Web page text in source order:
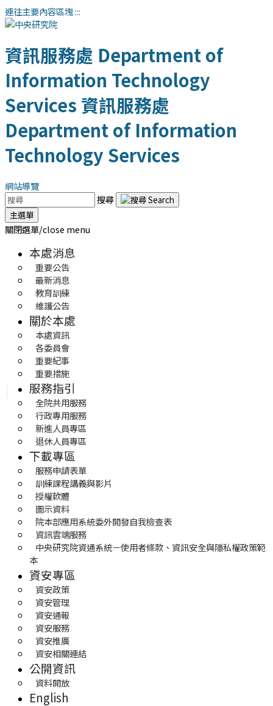
連往主要內容區塊:::
資訊服務處 Department of
Information Technology
Services 資訊服務處
Department of Information
Technology Services
網站導覽
搜尋
主選單
關閉選單/close menu
本處消息
重要公告
最新消息
教育訓練
維護公告
關於本處
本處資訊
各委員會
重要紀事
重要措施
服務指引
全院共用服務
行政專用服務
新進人員專區
退休人員專區
下載專區
服務申請表單
訓練課程講義與影片
授權軟體
圖示資料
院本部應用系統委外開發自我檢查表
資訊雲端服務
中央研究院資通系統－使用者條款、資訊安全與隱私權政策範
本
資安專區
資安政策
資安管理
資安通報
資安服務
資安推廣
資安相關連結
公開資訊
資料開放
English